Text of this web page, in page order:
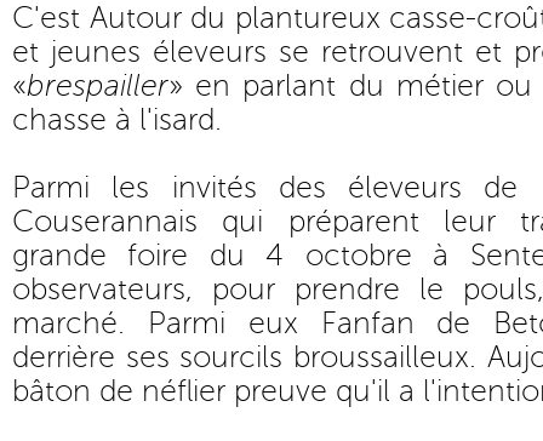
C'est Autour du plantureux casse-
et jeunes éleveurs se retrouvent et
«brespailler» en parlant du métier
chasse à l'isard.
Parmi les invités des éleveurs de
Couserannais qui préparent leur
grande foire du 4 octobre à
observateurs, pour prendre le
marché. Parmi eux Fanfan de
derrière ses sourcils broussailleux.
bâton de néflier preuve qu'il a